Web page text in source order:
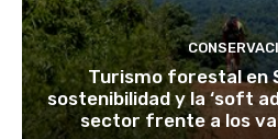
Turismo forestal en
sostenibilidad y la ‘soft
sector frente a los